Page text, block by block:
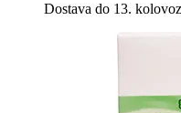
Dostava do 13.